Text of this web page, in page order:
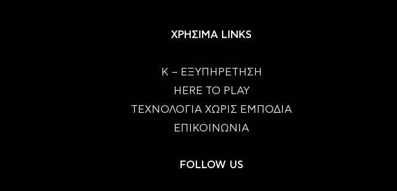
ΧΡΗΣΙΜΑ LINKS
Κ – ΕΞΥΠΗΡΕΤΗΣΗ
HERE TO PLAY
ΤΕΧΝΟΛΟΓΙΑ ΧΩΡΙΣ ΕΜΠΟΔΙΑ
ΕΠΙΚΟΙΝΩΝΙΑ
FOLLOW US